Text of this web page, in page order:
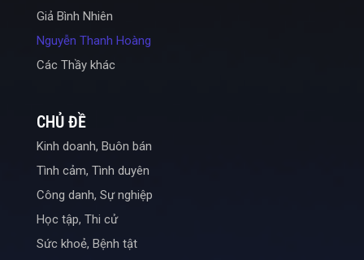
Giả Bình Nhiên
Nguyễn Thanh Hoàng
Các Thầy khác
CHỦ ĐỀ
Kinh doanh, Buôn bán
Tình cảm, Tình duyên
Công danh, Sự nghiệp
Học tập, Thi cử
Sức khoẻ, Bệnh tật